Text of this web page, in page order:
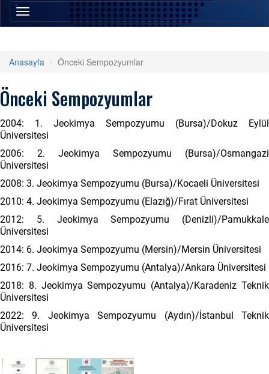
Toggle
navigation
Anasayfa Önceki Sempozyumlar
Önceki Sempozyumlar
2004: 1. Jeokimya Sempozyumu (Bursa)/Dokuz Eylül
Üniversitesi
2006: 2. Jeokimya Sempozyumu (Bursa)/Osmangazi
Üniversitesi
2008: 3. Jeokimya Sempozyumu (Bursa)/Kocaeli Üniversitesi
2010: 4. Jeokimya Sempozyumu (Elazığ)/Fırat Üniversitesi
2012: 5. Jeokimya Sempozyumu (Denizli)/Pamukkale
Üniversitesi
2014: 6. Jeokimya Sempozyumu (Mersin)/Mersin Üniversitesi
2016: 7. Jeokimya Sempozyumu (Antalya)/Ankara Üniversitesi
2018: 8. Jeokimya Sempozyumu (Antalya)/Karadeniz Teknik
Üniversitesi
2022: 9. Jeokimya Sempozyumu (Aydın)/İstanbul Teknik
Üniversitesi